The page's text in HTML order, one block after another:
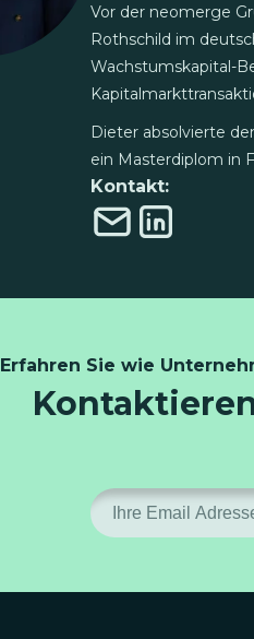
Vor der neomerge
Rothschild im
Wachstumskapital-
Dieter absolvierte
ein Masterdiplom in
Kontakt:
Erfahren Sie wie